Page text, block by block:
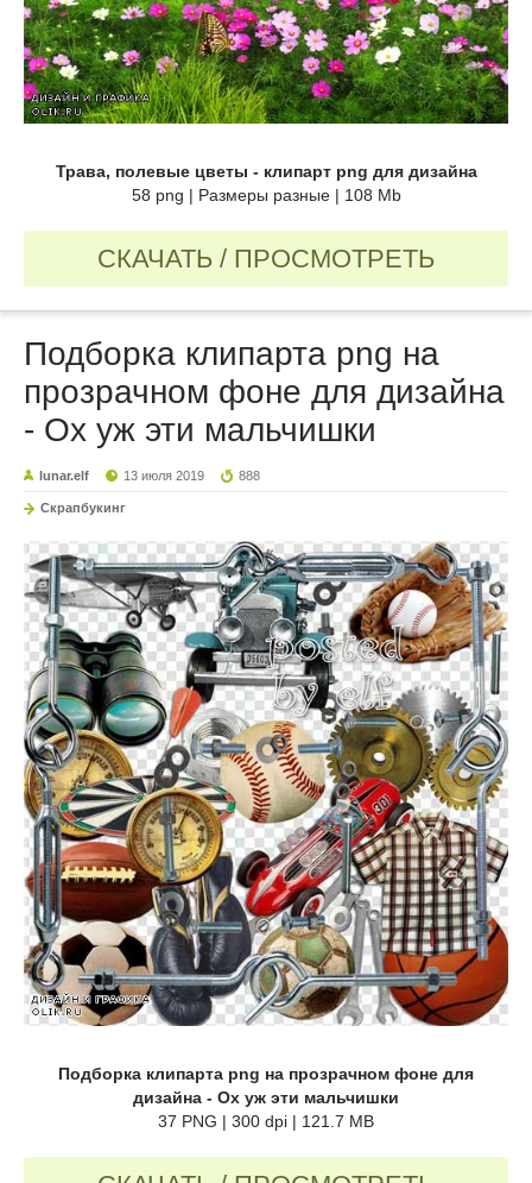
Трава, полевые цветы - клипарт png для дизайна
58 png | Размеры разные | 108 Mb
СКАЧАТЬ / ПРОСМОТРЕТЬ
Подборка клипарта png на
прозрачном фоне для дизайна
- Ох уж эти мальчишки
lunar.elf 13 июля 2019 888
Скрапбукинг
Подборка клипарта png на прозрачном фоне для
дизайна - Ох уж эти мальчишки
37 PNG | 300 dpi | 121.7 MB